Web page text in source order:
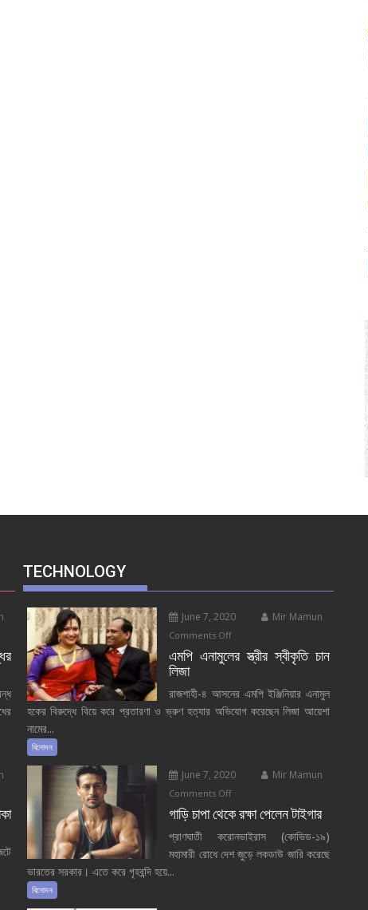
TECHNOLOGY
June 7, 2020 Mir Mamun
Comments Offon
এমপি
এমপি এনামুলের স্ত্রীর স্বীকৃতি চান
লিজা
রাজশাহী-৪ আসনের এমপি ইঞ্জিনিয়ার এনামুল
হকের বিরুদ্ধে বিয়ে করে প্রতারণা ও ভ্রুণ হত্যার অভিযোগ করেছেন লিজা আয়েশা
নামের...
বিনোদন
June 7, 2020 Mir Mamun
Comments Offon
গাড়ি
থেকে
রক্ষা
গাড়ি চাপা থেকে রক্ষা পেলেন টাইগার
প্রাণঘাতী করোনভাইরাস (কোভিড-১৯)
মহামারী রোধে দেশ জুড়ে লকডাউ জারি করেছে
ভারতের সরকার। এতে করে গৃহবন্দি হয়ে...
বিনোদন